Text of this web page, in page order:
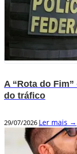
A “Rota do
do tráfico
29/07/2026 Ler mais →